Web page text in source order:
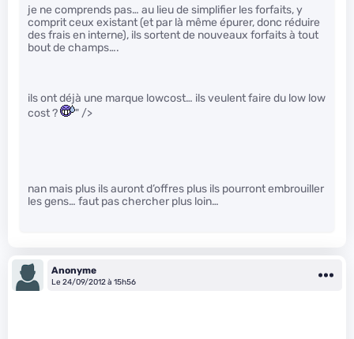
je ne comprends pas… au lieu de simplifier les forfaits, y
comprit ceux existant (et par là même épurer, donc réduire
des frais en interne), ils sortent de nouveaux forfaits à tout
bout de champs….
ils ont déjà une marque lowcost… ils veulent faire du low low
cost ?
" />
nan mais plus ils auront d’offres plus ils pourront embrouiller
les gens… faut pas chercher plus loin…
Anonyme
Le 24/09/2012 à 15h56